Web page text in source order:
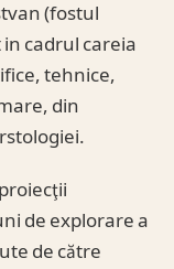
(fostul
cadrul careia
tehnice,
din
de explorare a
de către